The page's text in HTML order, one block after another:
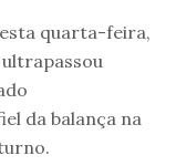
quarta-feira,
ultrapassou
da balança na